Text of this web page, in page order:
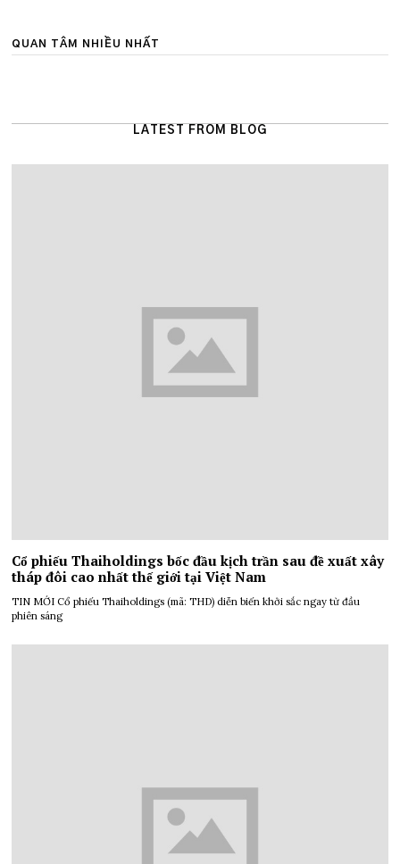
QUAN TÂM NHIỀU NHẤT
LATEST FROM BLOG
Cổ phiếu Thaiholdings bốc đầu kịch trần sau đề xuất xây
tháp đôi cao nhất thế giới tại Việt Nam
TIN MỚI Cổ phiếu Thaiholdings (mã: THD) diễn biến khởi sắc ngay từ đầu
phiên sáng